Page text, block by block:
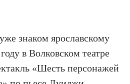
знаком ярославскому
в Волковском театре
«Шесть персонажей